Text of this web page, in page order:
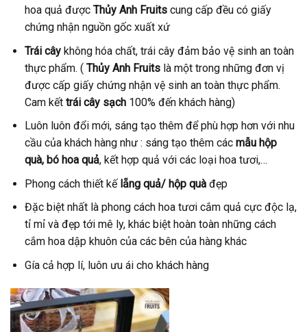
hoa quả được Thủy Anh Fruitscung cấp đều có giấy
chứng nhận nguồn gốc xuất xứ
Trái câykhông hóa chất, trái cây đảm bảo vệ sinh an toàn
thực phẩm. ( Thủy Anh Fruitslà một trong những đơn vị
được cấp giấy chứng nhận vệ sinh an toàn thực phẩm.
Cam kết trái cây sạch100% đến khách hàng)
Luôn luôn đổi mới, sáng tạo thêm để phù hợp hơn với nhu
cầu của khách hàng như : sáng tạo thêm các mẫu hộp
quà, bó hoa quả, kết hợp quả với các loại hoa tươi,…
Phong cách thiết kếlẵng quả/ hộp quàđẹp
Đặc biệt nhất là phong cách hoa tươi cắm quả cực độc lạ,
tỉ mỉ và đẹp tới mê ly, khác biệt hoàn toàn những cách
cắm hoa dập khuôn của các bên của hàng khác
Gía cả hợp lí, luôn ưu ái cho khách hàng